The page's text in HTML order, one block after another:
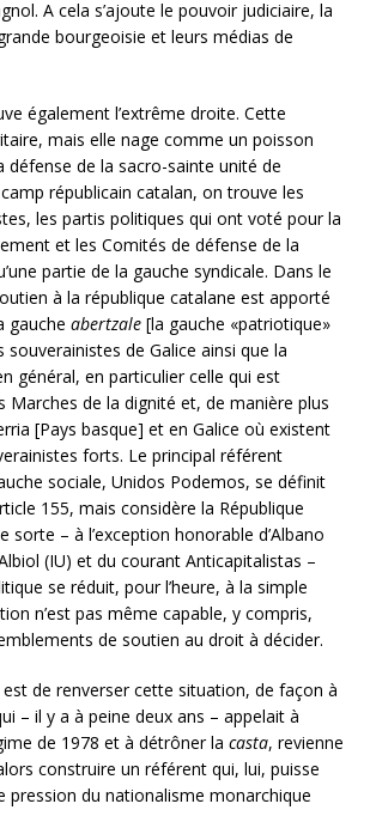
A cela s’ajoute le pouvoir judiciaire, la
bourgeoisie et leurs médias de
également l’extrême droite. Cette
mais elle nage comme un poisson
défense de la sacro-sainte unité de
camp républicain catalan, on trouve les
les partis politiques qui ont voté pour la
et les Comités de défense de la
partie de la gauche syndicale. Dans le
à la république catalane est apporté
gauche abertzale [la gauche «patriotique»
de Galice ainsi que la
général, en particulier celle qui est
Marches de la dignité et, de manière plus
[Pays basque] et en Galice où existent
forts. Le principal référent
sociale, Unidos Podemos, se définit
155, mais considère la République
sorte – à l’exception honorable d’Albano
(IU) et du courant Anticapitalistas –
se réduit, pour l’heure, à la simple
n’est pas même capable, y compris,
de soutien au droit à décider.
est de renverser cette situation, de façon à
– il y a à peine deux ans – appelait à
de 1978 et à détrôner la casta, revienne
construire un référent qui, lui, puisse
pression du nationalisme monarchique